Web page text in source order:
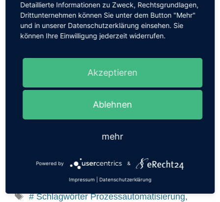
mittlere Unternehmen (KMU) innovative Wege
finden, um wettbewerbsfähig zu bleiben. Ein
entscheidendes Instrument auf diesem Weg
Vorteile, die diese Technologie KMUs bieten
# Schlagwörter Prozessautomatisierung,
Detaillierte Informationen zu Zweck, Rechtsgrundlagen,
Drittunternehmen können Sie unter dem Button "Mehr"
und in unserer Datenschutzerklärung einsehen. Sie
können Ihre Einwilligung jederzeit widerrufen.
Akzeptieren
Ablehnen
mehr
Powered by &
Impressum Datenschutzerklärung